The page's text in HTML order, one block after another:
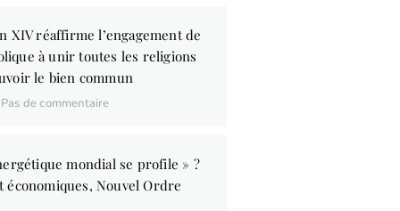
XIV réaffirme l’engagement de
à unir toutes les religions
le bien commun
Pas de commentaire
mondial se profile » ?
économiques, Nouvel Ordre